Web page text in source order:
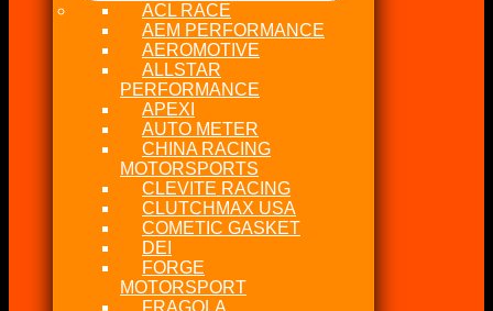
ACL RACE
AEM PERFORMANCE
AEROMOTIVE
ALLSTAR
PERFORMANCE
APEXI
AUTO METER
CHINA RACING
MOTORSPORTS
CLEVITE RACING
CLUTCHMAX USA
COMETIC GASKET
DEI
FORGE
MOTORSPORT
FRAGOLA